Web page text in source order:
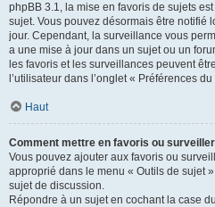
phpBB 3.1, la mise en favoris de sujets
sujet. Vous pouvez désormais être notifié
jour. Cependant, la surveillance vous
a une mise à jour dans un sujet ou un
les favoris et les surveillances peuvent
l’utilisateur dans l’onglet « Préférences
Haut
Comment mettre en favoris ou
Vous pouvez ajouter aux favoris ou
approprié dans le menu « Outils de sujet
sujet de discussion.
Répondre à un sujet en cochant la case